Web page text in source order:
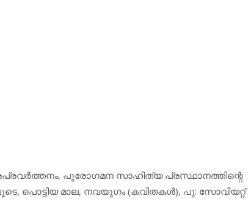
പുരോഗമന സാഹിത്യ പ്രസ്ഥാനത്തിന്റെ
പൊട്ടിയ മാല, നവയുഗം (കവിതകള്‍), പു: സോവിയറ്റ്